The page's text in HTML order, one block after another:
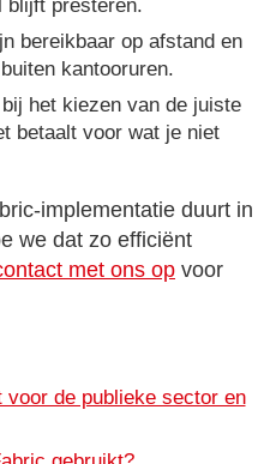
blijft presteren.
bereikbaar op afstand en
kantooruren.
het kiezen van de juiste
betaalt voor wat je niet
implementatie duurt in
we dat zo efficiënt
met ons op voor
de publieke sector en